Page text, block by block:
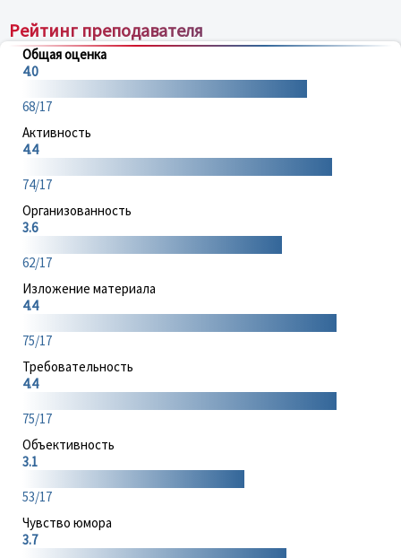
Рейтинг преподавателя
Общая оценка
4.0
68/17
Активность
4.4
74/17
Организованность
3.6
62/17
Изложение материала
4.4
75/17
Требовательность
4.4
75/17
Объективность
3.1
53/17
Чувство юмора
3.7